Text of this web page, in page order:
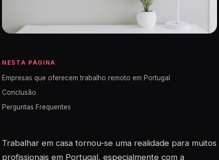
NESTA PÁGINA
Empresas que oferecem trabalho remoto em Portugal
Conclusão
Perguntas Frequentes
Trabalhar em casa tornou-se uma realidade para muitos
profissionais em Portugal, especialmente com a